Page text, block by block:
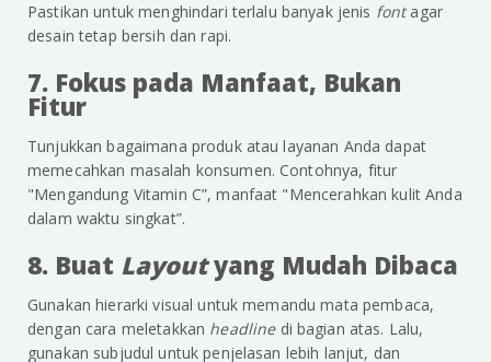
Pastikan untuk menghindari terlalu banyak jenis fontagar
desain tetap bersih dan rapi.
7. Fokus pada Manfaat, Bukan
Fitur
Tunjukkan bagaimana produk atau layanan Anda dapat
memecahkan masalah konsumen. Contohnya, fitur
"Mengandung Vitamin C”, manfaat "Mencerahkan kulit Anda
dalam waktu singkat”.
8. Buat Layoutyang Mudah Dibaca
Gunakan hierarki visual untuk memandu mata pembaca,
dengan cara meletakkan headline di bagian atas. Lalu,
gunakan subjudul untuk penjelasan lebih lanjut, dan